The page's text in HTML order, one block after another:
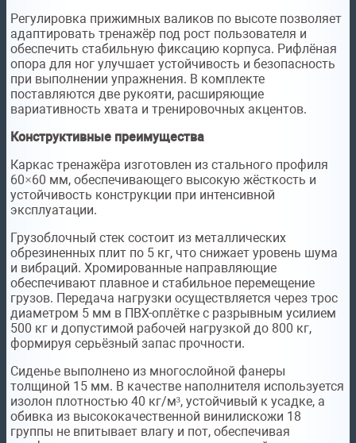
Регулировка прижимных валиков по высоте позволяет
адаптировать тренажёр под рост пользователя и
обеспечить стабильную фиксацию корпуса. Рифлёная
опора для ног улучшает устойчивость и безопасность
при выполнении упражнения. В комплекте
поставляются две рукояти, расширяющие
вариативность хвата и тренировочных акцентов.
Конструктивные преимущества
Каркас тренажёра изготовлен из стального профиля
60×60 мм, обеспечивающего высокую жёсткость и
устойчивость конструкции при интенсивной
эксплуатации.
Грузоблочный стек состоит из металлических
обрезиненных плит по 5 кг, что снижает уровень шума
и вибраций. Хромированные направляющие
обеспечивают плавное и стабильное перемещение
грузов. Передача нагрузки осуществляется через трос
диаметром 5 мм в ПВХ-оплётке с разрывным усилием
500 кг и допустимой рабочей нагрузкой до 800 кг,
формируя серьёзный запас прочности.
Сиденье выполнено из многослойной фанеры
толщиной 15 мм. В качестве наполнителя используется
изолон плотностью 40 кг/м³, устойчивый к усадке, а
обивка из высококачественной винилискожи 18
группы не впитывает влагу и пот, обеспечивая